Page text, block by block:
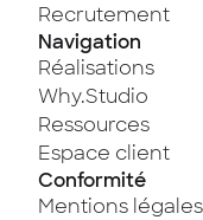
Recrutement
Navigation
Réalisations
Why.Studio
Ressources
Espace client
Conformité
Mentions légales